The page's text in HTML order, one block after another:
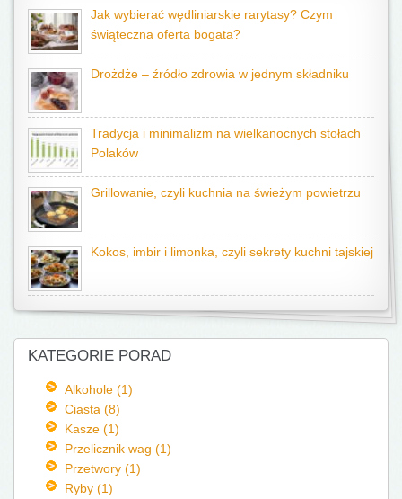
Jak wybierać wędliniarskie rarytasy? Czym
świąteczna oferta bogata?
Drożdże – źródło zdrowia w jednym składniku
Tradycja i minimalizm na wielkanocnych stołach
Polaków
Grillowanie, czyli kuchnia na świeżym powietrzu
Kokos, imbir i limonka, czyli sekrety kuchni tajskiej
KATEGORIE PORAD
Alkohole (1)
Ciasta (8)
Kasze (1)
Przelicznik wag (1)
Przetwory (1)
Ryby (1)